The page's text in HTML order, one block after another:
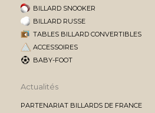
BILLARD SNOOKER
BILLARD RUSSE
TABLES BILLARD CONVERTIBLES
ACCESSOIRES
BABY-FOOT
Actualités
PARTENARIAT BILLARDS DE FRANCE